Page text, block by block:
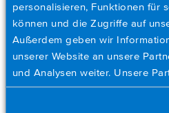
personalisieren, Funktionen für
können und die Zugriffe auf
Außerdem geben wir
unserer Website an unsere
und Analysen weiter. Unsere
möglicherweise mit weiteren
bereitgestellt haben oder die
anwenderkonfigurierbaren
Schützen Sie Geräte mit
Alarmausgängen
Wie werden AstroNova-